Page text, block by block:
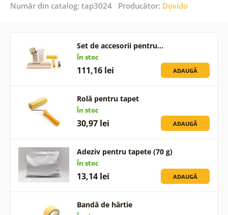
Număr din catalog: tap3024 Producător: Dovido
Set de accesorii pentru…
În stoc
111,16 lei ADAUGĂ
Rolă pentru tapet
În stoc
30,97 lei ADAUGĂ
Adeziv pentru tapete (70 g)
În stoc
13,14 lei ADAUGĂ
Bandă de hârtie